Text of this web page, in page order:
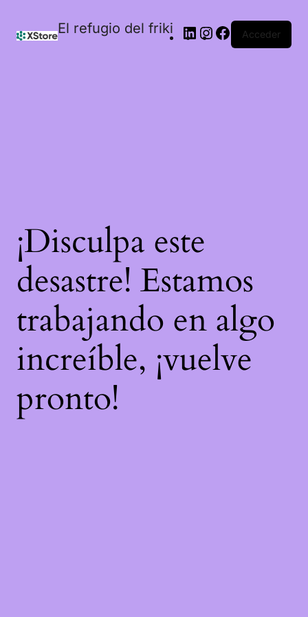
El refugio del friki Acceder
¡Disculpa este
desastre! Estamos
trabajando en algo
increíble, ¡vuelve
pronto!